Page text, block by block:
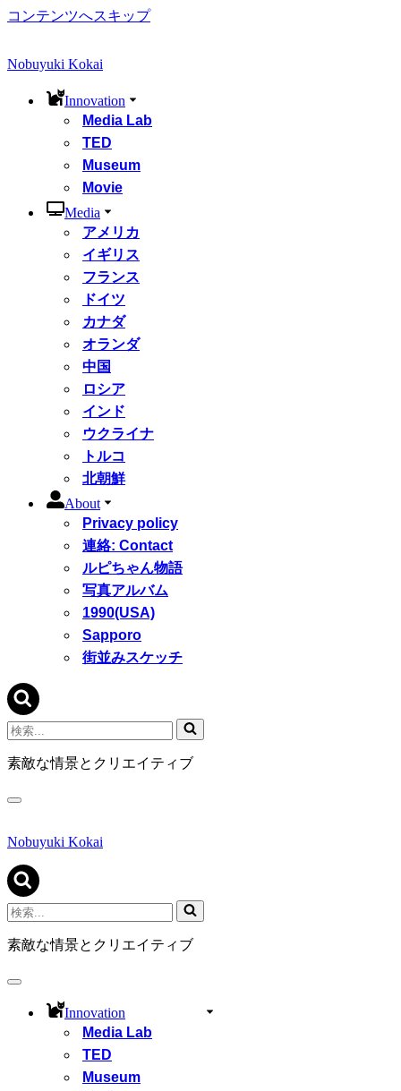
コンテンツへスキップ
Nobuyuki Kokai
Innovation
Media Lab
TED
Museum
Movie
Media
アメリカ
イギリス
フランス
ドイツ
カナダ
オランダ
中国
ロシア
インド
ウクライナ
トルコ
北朝鮮
About
Privacy policy
連絡: Contact
ルピちゃん物語
写真アルバム
1990(USA)
Sapporo
街並みスケッチ
検
索...
素敵な情景とクリエイティブ
ナ
ゲ
シ
ョ
ン
メ
ニ
ュ
Nobuyuki Kokai
検
索...
素敵な情景とクリエイティブ
ナ
Innovation
Media Lab
TED
Museum